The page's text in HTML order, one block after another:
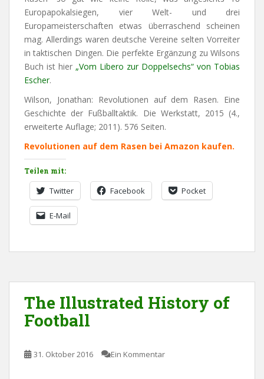
Europapokalsiegen, vier Welt- und drei
Europameisterschaften etwas überraschend scheinen
mag. Allerdings waren deutsche Vereine selten Vorreiter
in taktischen Dingen. Die perfekte Ergänzung zu Wilsons
Buch ist hier „Vom Libero zur Doppelsechs“ von Tobias
Escher.
Wilson, Jonathan: Revolutionen auf dem Rasen. Eine
Geschichte der Fußballtaktik. Die Werkstatt, 2015 (4.,
erweiterte Auflage; 2011). 576 Seiten.
Revolutionen auf dem Rasen bei Amazon kaufen.
Teilen mit:
Twitter Facebook Pocket
E-Mail
The Illustrated History of
Football
31. Oktober 2016 Ein Kommentar